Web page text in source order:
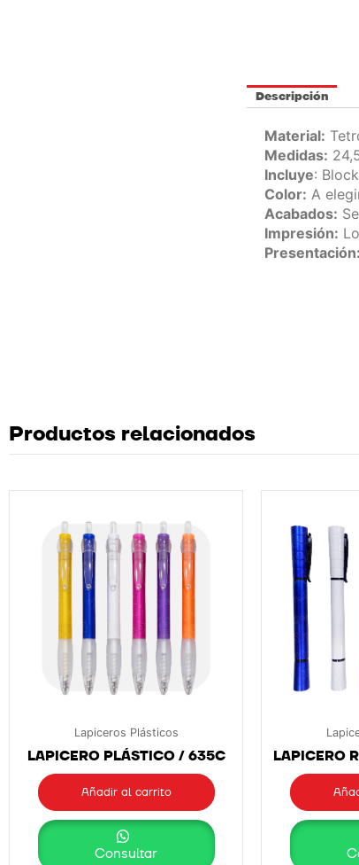
Descripción
Material:
Medidas:
Incluye:
Color: A
Acabados:
Impresión:
Presentación:
Productos relacionados
Lapiceros Plásticos
LAPICERO PLÁSTICO / 635C
Añadir al carrito
Consultar
LAPICERO